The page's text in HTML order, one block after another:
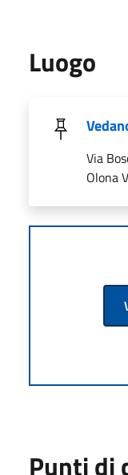
Luogo
Via
Olona
Punti di